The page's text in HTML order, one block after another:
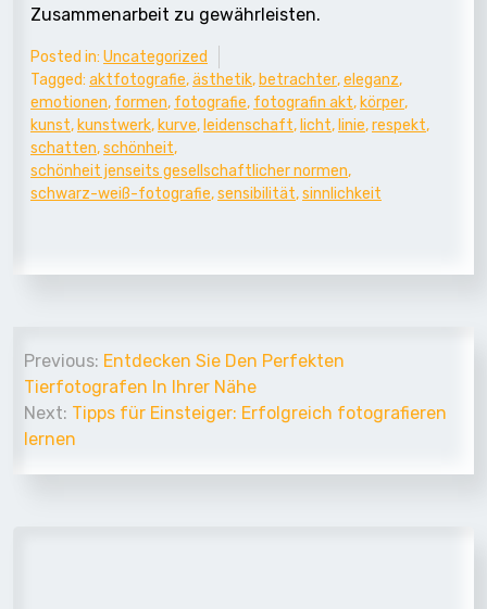
Zusammenarbeit zu gewährleisten.
Posted in: Uncategorized
Tagged: aktfotografie,ästhetik, betrachter,eleganz,
emotionen, formen, fotografie, fotografin akt, körper,
kunst, kunstwerk, kurve, leidenschaft, licht, linie,respekt,
schatten,schönheit,
schönheit jenseits gesellschaftlicher normen,
schwarz-weiß-fotografie,sensibilität,sinnlichkeit
Beitrags-
Navigation
Previous: Entdecken Sie Den Perfekten
Tierfotografen In Ihrer Nähe
Next: Tipps für Einsteiger: Erfolgreich fotografieren
lernen